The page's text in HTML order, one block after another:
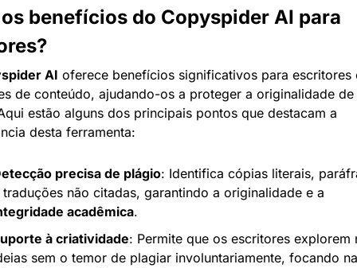
benefícios do Copyspider AI para
AI oferece benefícios significativos para escritores
de conteúdo, ajudando-os a proteger a originalidade de
estão alguns dos principais pontos que destacam a
desta ferramenta:
precisa de plágio: Identifica cópias literais,
acadêmica.
à criatividade: Permite que os escritores explorem
sem o temor de plagiar involuntariamente, focando na